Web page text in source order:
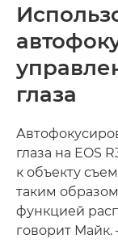
глаза
глаза на EOS
к объекту
таким
функцией
говорит Майк.